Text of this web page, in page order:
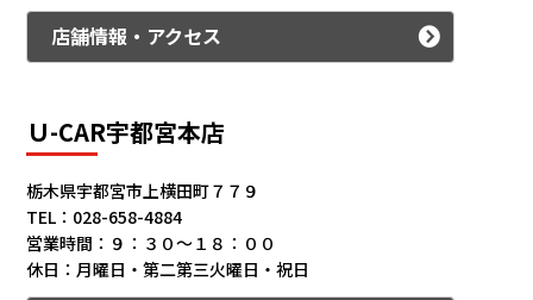
店舗情報・アクセス
Ｕ-CAR宇都宮本店
栃木県宇都宮市上横田町７７９
TEL：028-658-4884
営業時間：９：３０～１８：００
休日：月曜日・第二第三火曜日・祝日